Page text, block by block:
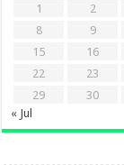
1
2
8
9
15
16
22
23
29
30
« Jul